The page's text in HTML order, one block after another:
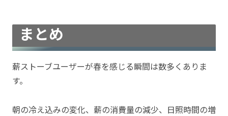
まとめ
薪ストーブユーザーが春を感じる瞬間は数多くありま
す。
朝の冷え込みの変化、薪の消費量の減少、日照時間の増